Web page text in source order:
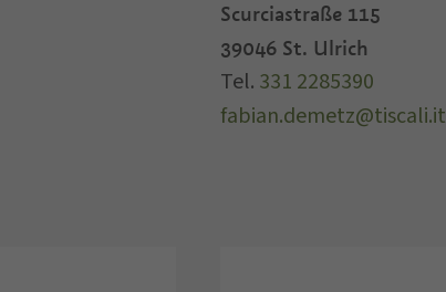
Scurciastraße 115
39046 St. Ulrich
Tel. 331 2285390
fabian.demetz@tiscali.it